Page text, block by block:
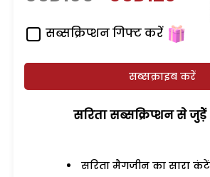
सब्सक्रिप्शन गिफ्ट करें
सब्सक्राइब करें
सरिता सब्सक्रिप्शन से
सरिता मैगजीन का सारा